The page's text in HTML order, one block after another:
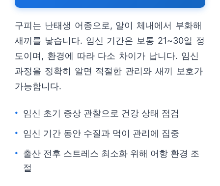
구피는 난태생 어종으로, 알이 체내에서 부화해
새끼를 낳습니다. 임신 기간은 보통 21~30일 정
도이며, 환경에 따라 다소 차이가 납니다. 임신
과정을 정확히 알면 적절한 관리와 새끼 보호가
가능합니다.
임신 초기 증상 관찰으로 건강 상태 점검
임신 기간 동안 수질과 먹이 관리에 집중
출산 전후 스트레스 최소화 위해 어항 환경 조
절